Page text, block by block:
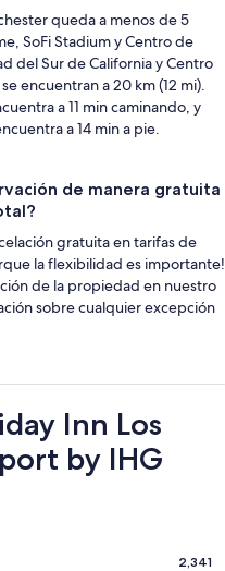
queda a menos de 5
SoFi Stadium y Centro de
del Sur de California y Centro
encuentran a 20 km (12 mi).
a 11 min caminando, y
a 14 min a pie.
de manera gratuita
gratuita en tarifas de
la flexibilidad es importante!
de la propiedad en nuestro
sobre cualquier excepción
Inn Los
by IHG
2,341